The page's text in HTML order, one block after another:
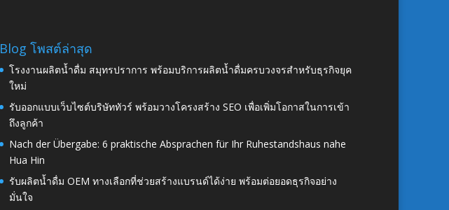
Blog โพสต์ล่าสุด
โรงงานผลิตน้ำดื่ม สมุทรปราการ พร้อมบริการผลิตน้ำดื่มครบวงจรสำหรับธุรกิจยุค
ใหม่
รับออกแบบเว็บไซต์บริษัททัวร์ พร้อมวางโครงสร้าง SEO เพื่อเพิ่มโอกาสในการเข้า
ถึงลูกค้า
Nach der Übergabe: 6 praktische Absprachen für Ihr Ruhestandshaus nahe
Hua Hin
รับผลิตน้ำดื่ม OEM ทางเลือกที่ช่วยสร้างแบรนด์ได้ง่าย พร้อมต่อยอดธุรกิจอย่าง
มั่นใจ